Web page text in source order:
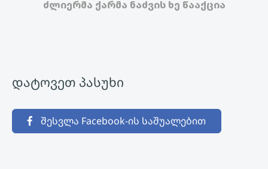
ძლიერმა ქარმა ნაძვის ხე წააქცია
დატოვეთ პასუხი
შესვლა Facebook-ის საშუალებით